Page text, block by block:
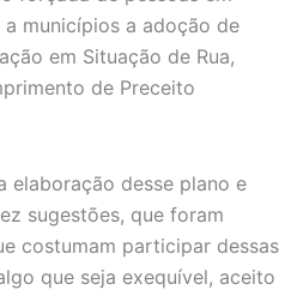
municípios a adoção de
em Situação de Rua,
de Preceito
elaboração desse plano e
sugestões, que foram
costumam participar dessas
que seja exequível, aceito